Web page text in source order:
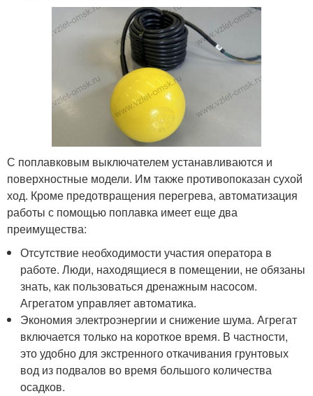
С поплавковым выключателем устанавливаются и
поверхностные модели. Им также противопоказан сухой
ход. Кроме предотвращения перегрева, автоматизация
работы с помощью поплавка имеет еще два
преимущества:
Отсутствие необходимости участия оператора в
работе. Люди, находящиеся в помещении, не обязаны
знать, как пользоваться дренажным насосом.
Агрегатом управляет автоматика.
Экономия электроэнергии и снижение шума. Агрегат
включается только на короткое время. В частности,
это удобно для экстренного откачивания грунтовых
вод из подвалов во время большого количества
осадков.